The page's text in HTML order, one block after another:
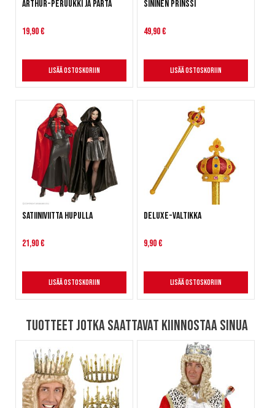
Arthur-peruukki ja parta
19,90 €
Lisää ostoskoriin
Sininen prinssi
49,90 €
Lisää ostoskoriin
Satiiniviitta hupulla
21,90 €
Lisää ostoskoriin
Deluxe-valtikka
9,90 €
Lisää ostoskoriin
Tuotteet jotka saattavat kiinnostaa sinua